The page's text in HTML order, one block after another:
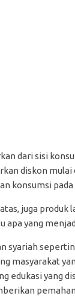
dari sisi
diskon
konsumsi pada
juga produk
apa yang
syariah
masyarakat
edukasi yang